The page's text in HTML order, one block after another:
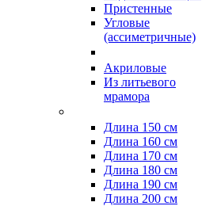
Пристенные
Угловые
(ассиметричные)
Акриловые
Из литьевого
мрамора
Длина 150 см
Длина 160 см
Длина 170 см
Длина 180 см
Длина 190 см
Длина 200 см